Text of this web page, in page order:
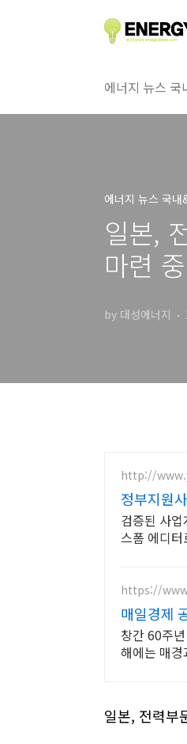
에너지 뉴스 국
에너지 뉴스 국내
일본,
마련 중
by 대성에너지
http://
정부지원
검증된 사
스폼 에디
https://
매일경제
창간 60주
해에는 매
일본, 전력부